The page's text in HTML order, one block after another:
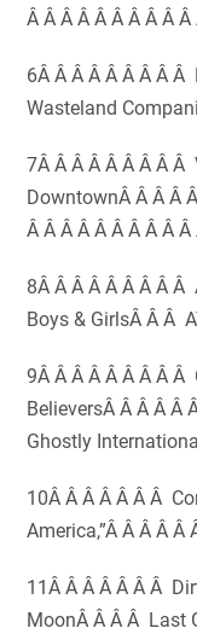
Â Â Â Â Â Â Â Â Â
6Â Â Â Â Â Â Â Â
Wasteland
7Â Â Â Â Â Â Â Â
DowntownÂ Â Â Â
Â Â Â Â Â Â Â Â Â
8Â Â Â Â Â Â Â Â
Boys & GirlsÂ Â Â
9Â Â Â Â Â Â Â Â
BelieversÂ Â Â Â Â
Ghostly International
10Â Â Â Â Â Â Â
America,”Â Â Â Â
11Â Â Â Â Â Â Â
MoonÂ Â Â Â Last